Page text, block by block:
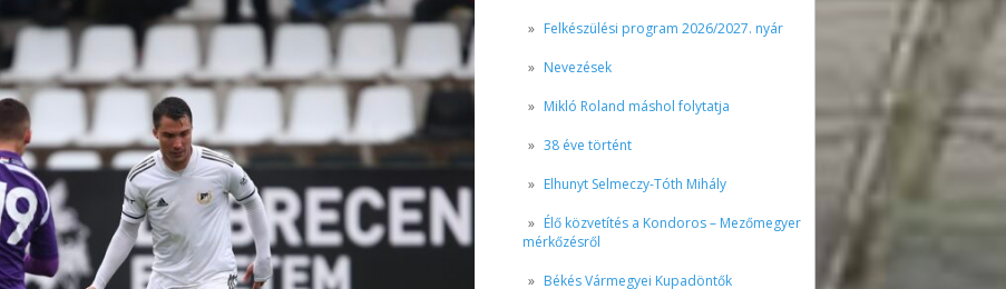
Felkészülési program 2026/2027. nyár
Nevezések
Mikló Roland máshol folytatja
38 éve történt
Elhunyt Selmeczy-Tóth Mihály
Élő közvetítés a Kondoros – Mezőmegyer
mérkőzésről
Békés Vármegyei Kupadöntők